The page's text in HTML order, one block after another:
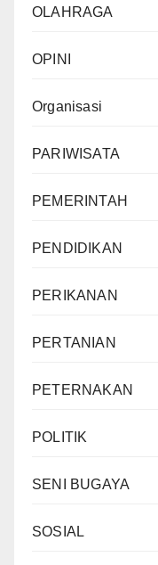
OLAHRAGA
OPINI
Organisasi
PARIWISATA
PEMERINTAH
PENDIDIKAN
PERIKANAN
PERTANIAN
PETERNAKAN
POLITIK
SENI BUGAYA
SOSIAL